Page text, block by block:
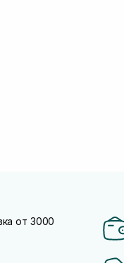
от 3000